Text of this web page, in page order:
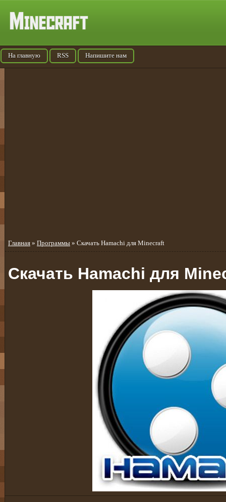
На главную RSS Напишите нам
Главная » Программы » Cкачать Hamachi для Minecraft
Cкачать Hamachi для